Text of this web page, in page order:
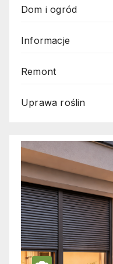
Dom i ogród
Informacje
Remont
Uprawa roślin